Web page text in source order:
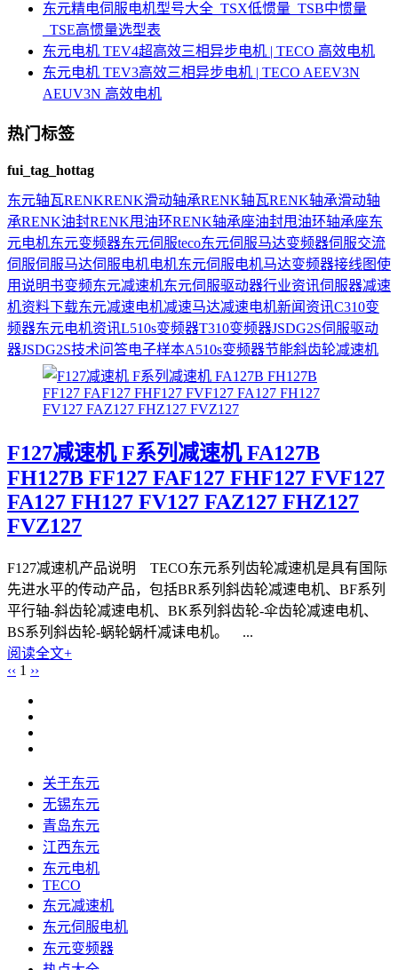
东元精电伺服电机型号大全_TSX低惯量_TSB中惯量
_TSE高惯量选型表
东元电机 TEV4超高效三相异步电机 | TECO 高效电机
东元电机 TEV3高效三相异步电机 | TECO AEEV3N
AEUV3N 高效电机
热门标签
fui_tag_hottag
东元轴瓦RENKRENK滑动轴承RENK轴瓦RENK轴承滑动轴
承RENK油封RENK甩油环RENK轴承座油封甩油环轴承座东
元电机东元变频器东元伺服teco东元伺服马达变频器伺服交流
伺服伺服马达伺服电机电机东元伺服电机马达变频器接线图使
用说明书变频东元减速机东元伺服驱动器行业资讯伺服器减速
机资料下载东元减速电机减速马达减速电机新闻资讯C310变
频器东元电机资讯L510s变频器T310变频器JSDG2S伺服驱动
器JSDG2S技术问答电子样本A510s变频器节能斜齿轮减速机
F127减速机 F系列减速机 FA127B
FH127B FF127 FAF127 FHF127 FVF127
FA127 FH127 FV127 FAZ127 FHZ127
FVZ127
F127减速机产品说明 TECO东元系列齿轮减速机是具有国际
先进水平的传动产品，包括BR系列斜齿轮减速电机、BF系列
平行轴-斜齿轮减速电机、BK系列斜齿轮-伞齿轮减速电机、
BS系列斜齿轮-蜗轮蜗杄减诔电机。 ...
阅读全文+
‹‹ 1 ››
关于东元
无锡东元
青岛东元
江西东元
东元电机
TECO
东元减速机
东元伺服电机
东元变频器